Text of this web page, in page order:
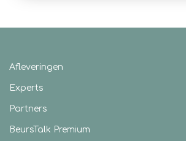
Afleveringen
Experts
Partners
BeursTalk Premium